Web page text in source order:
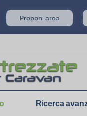
Proponi area
Ricerca